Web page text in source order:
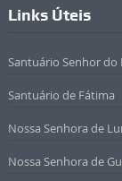
Links Úteis
Santuário Senhor do
Santuário de Fátima
Nossa Senhora de
Nossa Senhora de